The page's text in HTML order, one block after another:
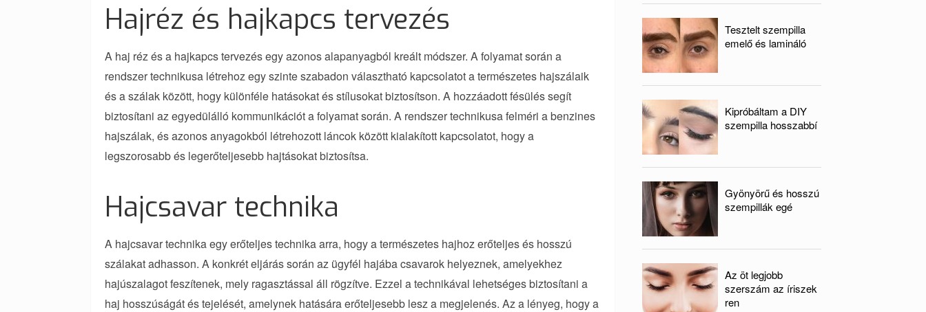
Hajréz és hajkapcs tervezés
A haj réz és a hajkapcs tervezés egy azonos alapanyagból kreált módszer. A folyamat során a
rendszer technikusa létrehoz egy szinte szabadon választható kapcsolatot a természetes hajszálaik
és a szálak között, hogy különféle hatásokat és stílusokat biztosítson. A hozzáadott fésülés segít
biztosítani az egyedülálló kommunikációt a folyamat során. A rendszer technikusa felméri a benzines
hajszálak, és azonos anyagokból létrehozott láncok között kialakított kapcsolatot, hogy a
legszorosabb és legerőteljesebb hajtásokat biztosítsa.
Hajcsavar technika
A hajcsavar technika egy erőteljes technika arra, hogy a természetes hajhoz erőteljes és hosszú
szálakat adhasson. A konkrét eljárás során az ügyfél hajába csavarok helyeznek, amelyekhez
hajúszalagot feszítenek, mely ragasztással áll rögzítve. Ezzel a technikával lehetséges biztosítani a
haj hosszúságát és tejelését, amelynek hatására erőteljesebb lesz a megjelenés. Az a lényeg, hogy a
Tesztelt szempilla
emelő és lamináló
Kipróbáltam a DIY
szempilla hosszabbí
Gyönyörű és hosszú
szempillák egé
Az öt legjobb
szerszám az íriszek
ren